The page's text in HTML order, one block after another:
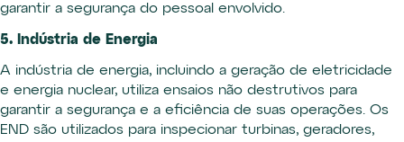
garantir a segurança do pessoal envolvido.
5. Indústria de Energia
A indústria de energia, incluindo a geração de eletricidade
e energia nuclear, utiliza ensaios não destrutivos para
garantir a segurança e a eficiência de suas operações. Os
END são utilizados para inspecionar turbinas, geradores,